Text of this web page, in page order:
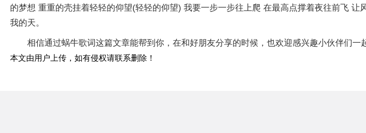
的梦想 重重的壳挂着轻轻的仰望(轻轻的仰望) 我要一步一步往上爬 在最高点撑着夜往前飞
我的天。
相信通过蜗牛歌词这篇文章能帮到你，在和好朋友分享的时候，也欢迎感兴趣小伙伴们一
本文由用户上传，如有侵权请联系删除！